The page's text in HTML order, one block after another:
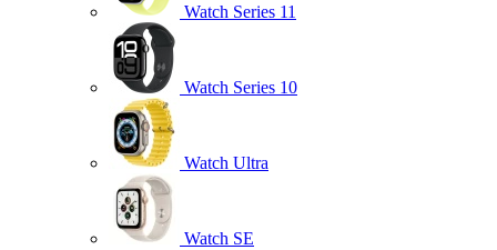
Watch Series 11
Watch Series 10
Watch Ultra
Watch SE